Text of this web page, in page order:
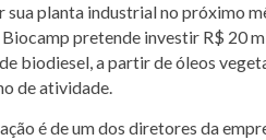
sua planta industrial no próximo
pretende investir R$ 20
biodiesel, a partir de óleos
de atividade.
é de um dos diretores da